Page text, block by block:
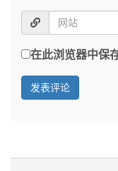
在此浏览器中保